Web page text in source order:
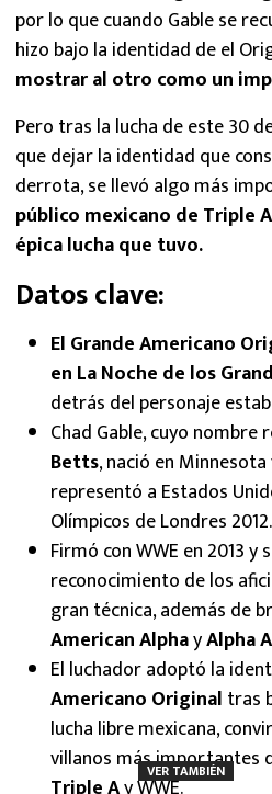
por lo que cuando Gable se
hizo bajo la identidad de el
mostrar al otro como un
Pero tras la lucha de este 30
que dejar la identidad que
derrota, se llevó algo más
público mexicano de Triple
épica lucha que tuvo.
Datos clave:
El Grande Americano
en La Noche de los
detrás del personaje
Chad Gable, cuyo nombre
Betts, nació en
representó a Estados
Olímpicos de Londres 2012.
Firmó con WWE en 2013 y
reconocimiento de los
gran técnica, además de
American AlphayAlpha
El luchador adoptó la
Americano Original tras
lucha libre mexicana,
villanos más importantes
VER TAMBIÉN